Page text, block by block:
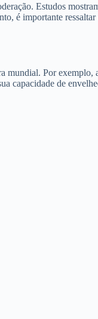
Estudos
é importante
mundial. Por
capacidade de